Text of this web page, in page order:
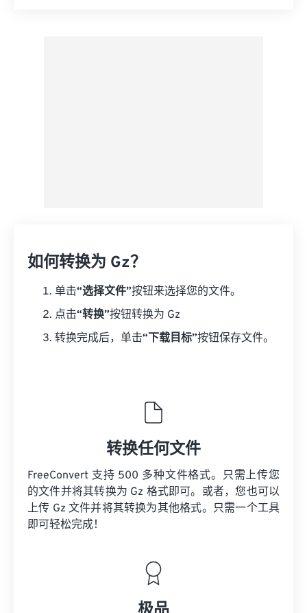
如何转换为 Gz？
单击“选择文件”按钮来选择您的文件。
点击“转换”按钮转换为 Gz
转换完成后，单击“下载目标”按钮保存文件。
转换任何文件
FreeConvert 支持 500 多种文件格式。只需上传您
的文件并将其转换为 Gz 格式即可。或者，您也可以
上传 Gz 文件并将其转换为其他格式。只需一个工具
即可轻松完成！